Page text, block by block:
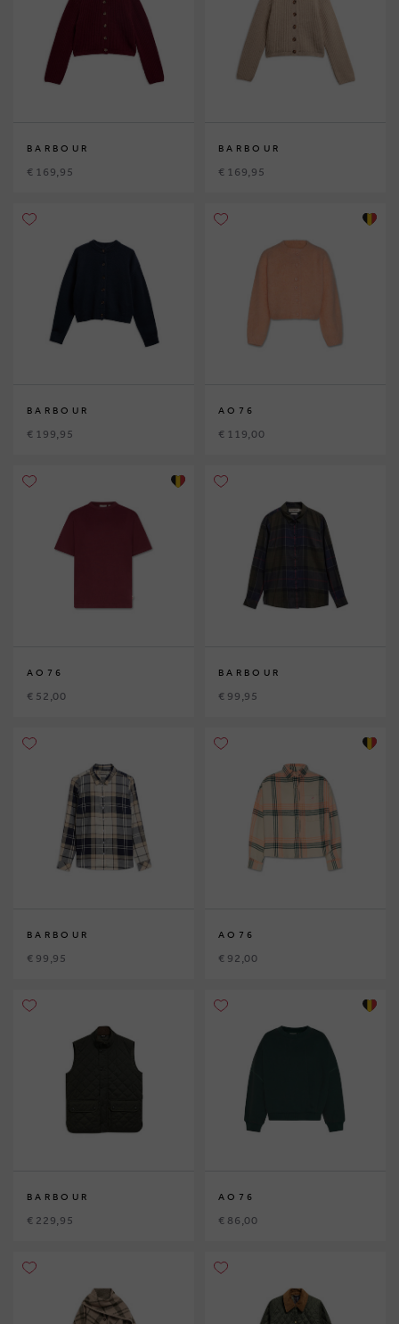
BARBOUR
€ 169,95
BARBOUR
€ 169,95
BARBOUR
€ 199,95
AO76
€ 119,00
AO76
€ 52,00
BARBOUR
€ 99,95
BARBOUR
€ 99,95
AO76
€ 92,00
BARBOUR
€ 229,95
AO76
€ 86,00